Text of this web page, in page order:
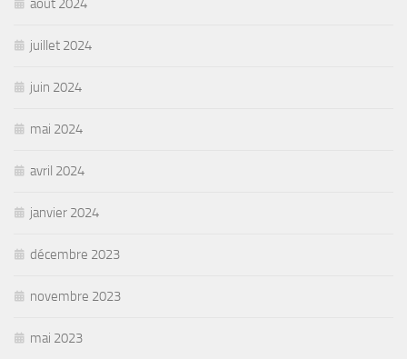
août 2024
juillet 2024
juin 2024
mai 2024
avril 2024
janvier 2024
décembre 2023
novembre 2023
mai 2023